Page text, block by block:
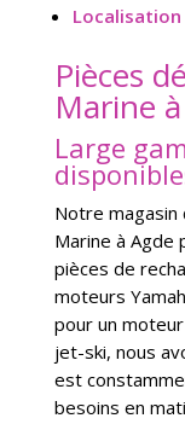
Pièces
Marine
Large
Notre magasin
Marine à Agde
pièces de
moteurs
pour un
jet-ski, nous
est
besoins en